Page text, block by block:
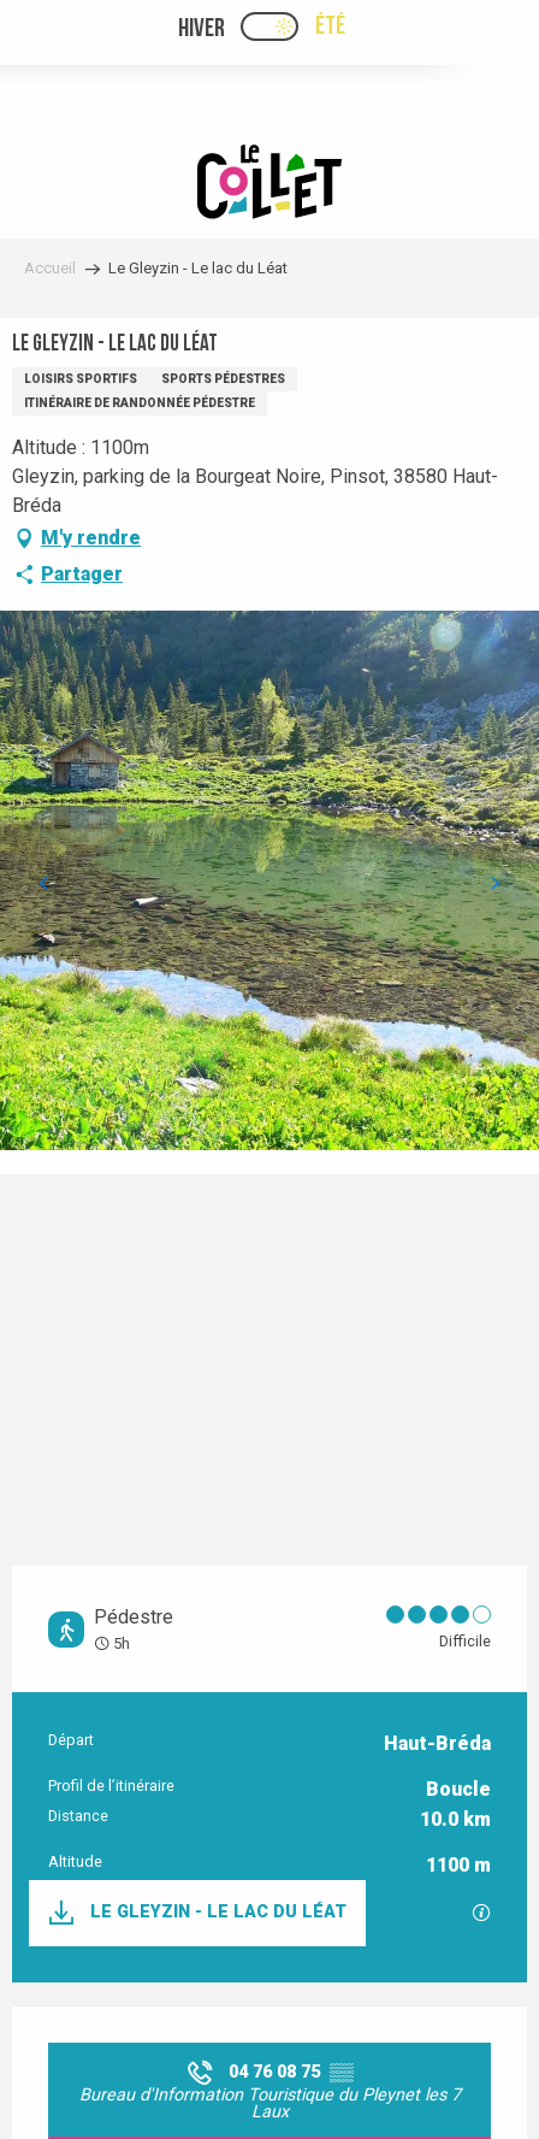
PAGE D’ACCUEIL ACTUELLE ÉTÉ :
HIVER PAGE D’ACCUEIL
ÉTÉ
Accueil Le Gleyzin - Le lac du Léat
Le Gleyzin - Le lac du Léat
LOISIRS SPORTIFS
SPORTS PÉDESTRES
ITINÉRAIRE DE RANDONNÉE PÉDESTRE
Altitude : 1100m
Gleyzin, parking de la Bourgeat Noire, Pinsot, 38580 Haut-
Bréda
M'y rendre
Partager
Pédestre
5h Difficile
Informations pratiques
Départ Haut-Bréda
Profil de l’itinéraire Boucle
Distance 10.0 km
Altitude
1100 m
Documentation
LE GLEYZIN - LE LAC DU LÉAT
04 76 08 75 ▒▒
Bureau d'Information Touristique du Pleynet les 7
Laux